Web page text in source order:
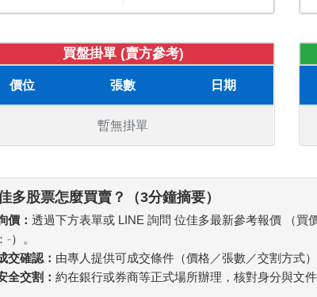
買盤掛單 (賣方參考)
價位 張數 日期
暫無掛單
多股票怎麼買賣？（3分鐘摘要）
價：透過下方表單或 LINE 詢問 位佳多最新參考報價 （買
-）。
交確認： 由專人提供可成交條件（價格／張數／交割方式
全交割：約在銀行或券商等正式場所辦理，核對身分與文